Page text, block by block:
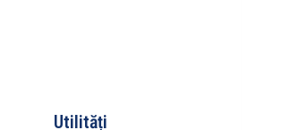
Utilități